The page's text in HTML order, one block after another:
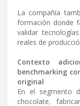
La compañía
formación donde
validar
reales de
Contexto
benchmarking
original
En el segmento
chocolate,